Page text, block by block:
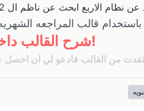
ابحث عن ناظم ال 12 اسبوع و انصح بشده فيديو علي محمد علي
قالب المراجعه
!شرح القالب
من القالب فادعو لي ان احصل